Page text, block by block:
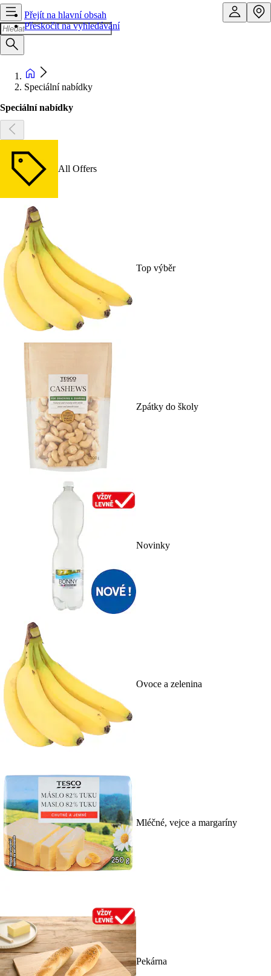
Přejít na hlavní obsah
Přeskočit na vyhledávání
Speciální nabídky
Speciální nabídky
All Offers
Top výběr
Zpátky do školy
Novinky
Ovoce a zelenina
Mléčné, vejce a margaríny
Pekárna